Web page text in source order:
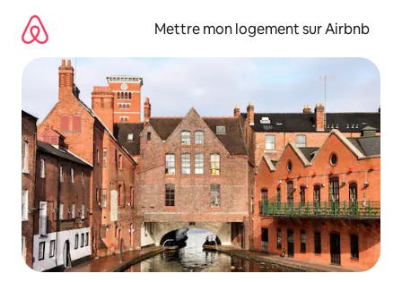
directement
contenu
Mettre mon logement sur Airbnb